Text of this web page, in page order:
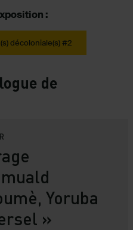
:
décoloniale(s) #2
de
Yoruba
»